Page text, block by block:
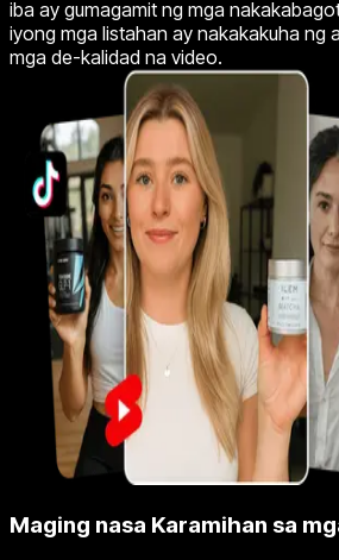
iba ay gumagamit ng mga
iyong mga listahan ay nakakakuha ng
mga de-kalidad na video.
Maging nasa Karamihan sa